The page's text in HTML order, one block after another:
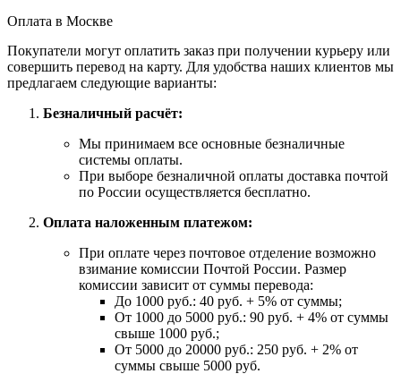
Оплата в Москве
Покупатели могут оплатить заказ при получении курьеру или
совершить перевод на карту. Для удобства наших клиентов мы
предлагаем следующие варианты:
Безналичный расчёт:
Мы принимаем все основные безналичные
системы оплаты.
При выборе безналичной оплаты доставка почтой
по России осуществляется бесплатно.
Оплата наложенным платежом:
При оплате через почтовое отделение возможно
взимание комиссии Почтой России. Размер
комиссии зависит от суммы перевода:
До 1000 руб.: 40 руб. + 5% от суммы;
От 1000 до 5000 руб.: 90 руб. + 4% от суммы
свыше 1000 руб.;
От 5000 до 20000 руб.: 250 руб. + 2% от
суммы свыше 5000 руб.